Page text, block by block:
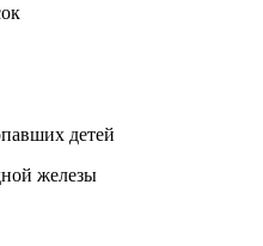
детей
железы